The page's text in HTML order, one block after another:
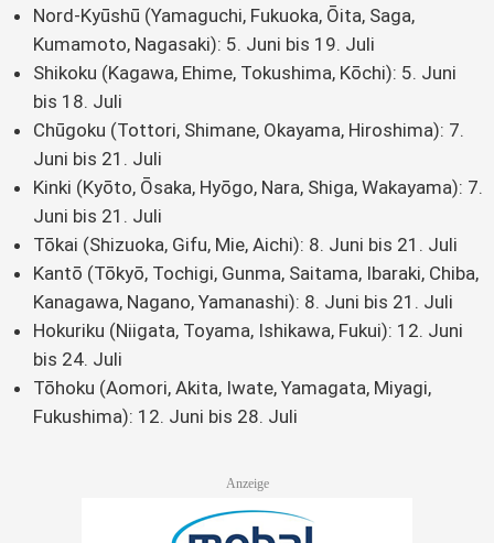
Nord-Kyūshū (Yamaguchi, Fukuoka, Ōita, Saga,
Kumamoto, Nagasaki): 5. Juni bis 19. Juli
Shikoku (Kagawa, Ehime, Tokushima, Kōchi): 5. Juni
bis 18. Juli
Chūgoku (Tottori, Shimane, Okayama, Hiroshima): 7.
Juni bis 21. Juli
Kinki (Kyōto, Ōsaka, Hyōgo, Nara, Shiga, Wakayama): 7.
Juni bis 21. Juli
Tōkai (Shizuoka, Gifu, Mie, Aichi): 8. Juni bis 21. Juli
Kantō (Tōkyō, Tochigi, Gunma, Saitama, Ibaraki, Chiba,
Kanagawa, Nagano, Yamanashi): 8. Juni bis 21. Juli
Hokuriku (Niigata, Toyama, Ishikawa, Fukui): 12. Juni
bis 24. Juli
Tōhoku (Aomori, Akita, Iwate, Yamagata, Miyagi,
Fukushima): 12. Juni bis 28. Juli